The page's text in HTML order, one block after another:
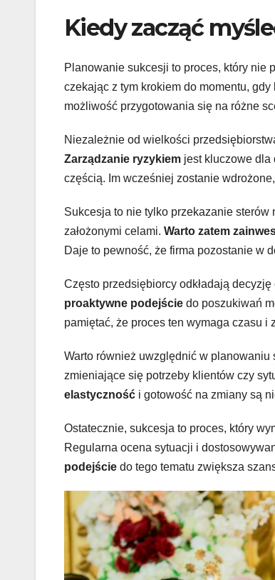
Kiedy zacząć
Planowanie sukcesji to proces, który nie
czekając z tym krokiem do momentu,
możliwość przygotowania się na różne
Niezależnie od wielkości
Zarządzanie ryzykiem jest kluczowe dla
częścią. Im wcześniej zostanie
Sukcesja to nie tylko przekazanie
założonymi celami. Warto zatem
Daje to pewność, że firma pozostanie w
Często przedsiębiorcy odkładają
proaktywne podejście do poszukiwań
pamiętać, że proces ten wymaga czasu i
Warto również uwzględnić w
zmieniające się potrzeby klientów czy
elastyczność i gotowość na zmiany są
Ostatecznie, sukcesja to proces, który
Regularna ocena sytuacji i
podejście do tego tematu zwiększa